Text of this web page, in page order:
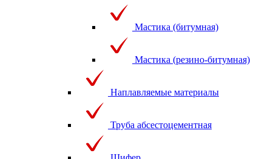
Мастика (битумная)
Мастика (резино-битумная)
Наплавляемые материалы
Труба абсестоцементная